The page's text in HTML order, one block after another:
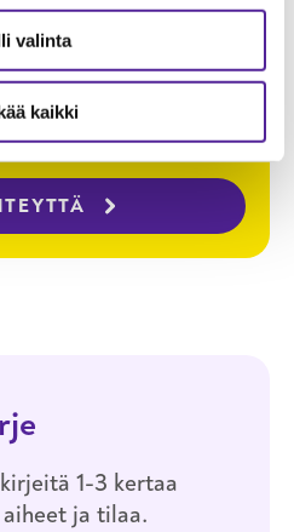
valinta
kaikki
Kysy lisää
Paananen
9641
1-3 kertaa
ja tilaa.